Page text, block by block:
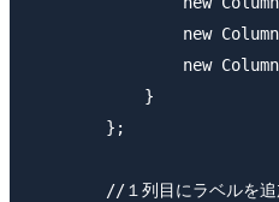
new
new
            }
        };
//１列目にラベルを追